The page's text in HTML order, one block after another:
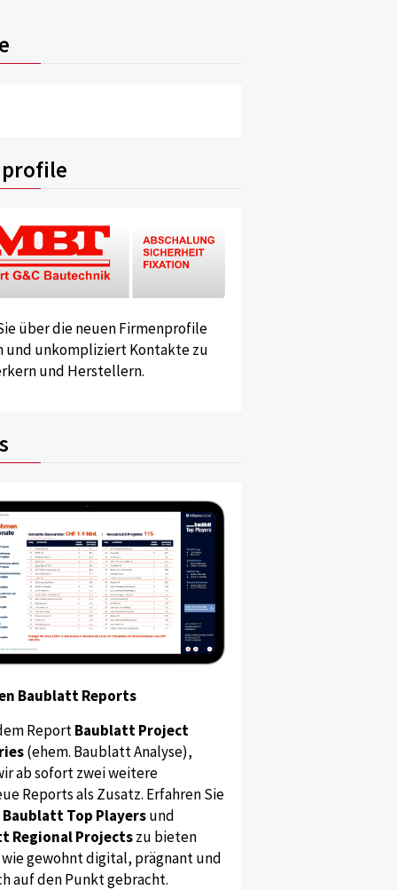
über die neuen Firmenprofile
und unkompliziert Kontakte zu
und Herstellern.
Baublatt Reports
ReportBaublatt Project
(ehem. Baublatt Analyse),
ab sofort zwei weitere
Reports als Zusatz. Erfahren Sie
Baublatt Top Playersund
Regional Projectszu bieten
wie gewohnt digital, prägnant und
auf den Punkt gebracht.